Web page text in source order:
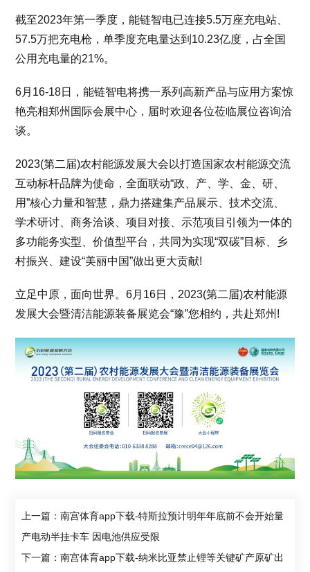
截至2023年第一季度，能链智电已连接5.5万座充电站、
57.5万把充电枪，单季度充电量达到10.23亿度，占全国
公用充电量的21%。
6月16-18日，能链智电将携一系列高新产品与应用方案惊
艳亮相郑州国际会展中心，届时欢迎各位莅临展位咨询洽
谈。
2023(第二届)农村能源发展大会以打造国家农村能源交流
互动标杆品牌为使命，全面联动“政、产、学、金、研、
用”核心力量和智慧，鼎力搭建集产品展示、技术交流、
学术研讨、商务洽谈、项目对接、示范项目引领为一体的
多功能务实型、价值型平台，共同为实现“双碳”目标、乡
村振兴、建设“美丽中国”做出更大贡献!
立足中原，面向世界。6月16日，2023(第二届)农村能源
发展大会暨清洁能源装备展览会“豫”您相约，共赴郑州!
上一篇：南宫体育app下载-特斯拉预计明年年底前不会开始量
产电动半挂卡车 因电池供应受限
下一篇：南宫体育app下载-纳米比亚禁止锂等关键矿产原矿出